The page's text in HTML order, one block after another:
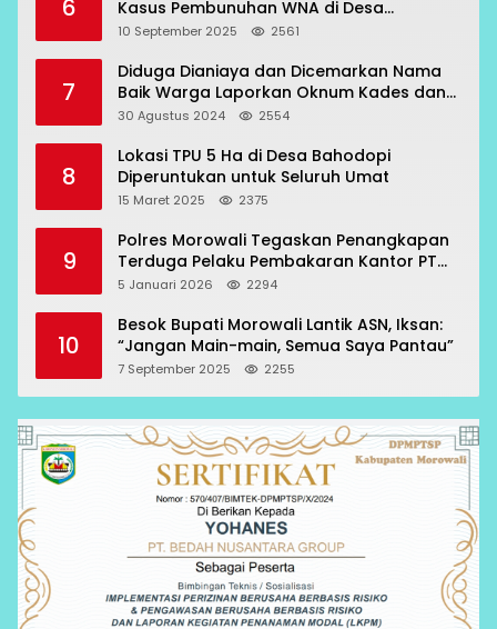
6
Kasus Pembunuhan WNA di Desa
Topogaro
10 September 2025 2561
7
Diduga Dianiaya dan Dicemarkan Nama
Baik Warga Laporkan Oknum Kades dan
Oknum Polisi
30 Agustus 2024 2554
8
Lokasi TPU 5 Ha di Desa Bahodopi
Diperuntukan untuk Seluruh Umat
15 Maret 2025 2375
9
Polres Morowali Tegaskan Penangkapan
Terduga Pelaku Pembakaran Kantor PT
RCP Sesuai Prosedur
5 Januari 2026 2294
10
Besok Bupati Morowali Lantik ASN, Iksan:
“Jangan Main-main, Semua Saya Pantau”
7 September 2025 2255